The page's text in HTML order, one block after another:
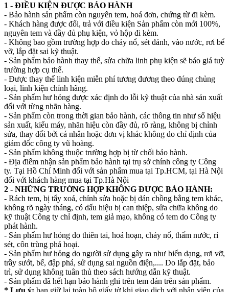
1 - ĐIỀU KIỆN ĐƯỢC BẢO HÀNH
- Bảo hành sản phẩm còn nguyên tem, hoá đơn, chứng từ đi kèm.
- Khách hàng được đổi, trả với điều kiện Sản phẩm còn mới 100%,
nguyên tem và đầy đủ phụ kiện, vỏ hộp đi kèm.
- Không bao gồm trường hợp do cháy nổ, sét đánh, vào nước, rơi bể
vỡ, lắp đặt sai kỹ thuật.
- Sản phẩm bảo hành thay thế, sửa chữa linh phụ kiện sẽ báo giá tuỳ
trường hợp cụ thể.
- Được thay thế linh kiện miễn phí tương đương theo đúng chủng
loại, linh kiện chính hãng.
- Sản phẩm hư hỏng được xác định do lỗi kỹ thuật của nhà sản xuất
đối với từng nhãn hàng.
- Sản phẩm còn trong thời gian bảo hành, các thông tin như số hiệu
sản xuất, kiểu máy, nhãn hiệu còn đầy đủ, rõ ràng, không bị chỉnh
sửa, thay đổi bởi cá nhân hoặc đơn vị khác không do chỉ định của
giám đốc công ty vũ hoàng.
- Sản phẩm không thuộc trường hợp bị từ chối bảo hành.
- Địa điểm nhận sản phẩm bảo hành tại trụ sở chính công ty Công
ty. Tại Hồ Chí Minh đối với sản phẩm mua tại Tp.HCM, tại Hà Nội
đối với khách hàng mua tại Tp.Hà Nội
2 - NHỮNG TRƯỜNG HỢP KHÔNG ĐƯỢC BẢO HÀNH:
- Rách tem, bị tẩy xoá, chỉnh sửa hoặc bị dán chồng bằng tem khác,
không rõ ngày tháng, có dấu hiệu bị can thiệp, sửa chữa không do
kỹ thuật Công ty chỉ định, tem giả mạo, không có tem do Công ty
phát hành.
- Sản phẩm hư hỏng do thiên tai, hoả hoạn, cháy nổ, thấm nước, rỉ
sét, côn trùng phá hoại.
- Sản phẩm hư hỏng do người sử dụng gây ra như biến dạng, rơi vỡ,
trầy sướt, bể, đập phá, sử dụng sai nguồn điện,.... Do lắp đặt, bảo
trì, sử dụng không tuân thủ theo sách hướng dẫn kỹ thuật.
- Sản phẩm đã hết hạn bảo hành ghi trên tem dán trên sản phẩm.
* Lưu ý: bạn giữ lại toàn bộ giấy tờ khi giao dịch với nhân viên của